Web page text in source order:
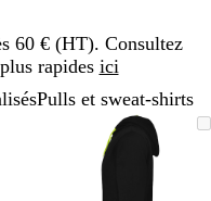
60 € (HT). Consultez
rapides ici
Pulls et sweat-shirts
Image
zoomable
Zoom
minimum
Cliquez
pour
Utilisez
touches
plus